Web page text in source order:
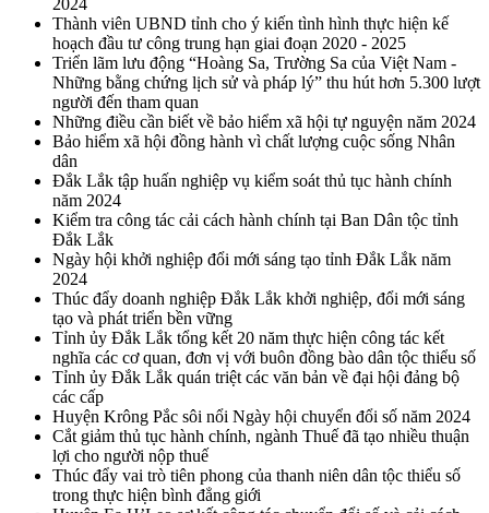
2024
Thành viên UBND tỉnh cho ý kiến tình hình thực hiện kế
hoạch đầu tư công trung hạn giai đoạn 2020 - 2025
Triển lãm lưu động “Hoàng Sa, Trường Sa của Việt Nam -
Những bằng chứng lịch sử và pháp lý” thu hút hơn 5.300 lượt
người đến tham quan
Những điều cần biết về bảo hiểm xã hội tự nguyện năm 2024
Bảo hiểm xã hội đồng hành vì chất lượng cuộc sống Nhân
dân
Đắk Lắk tập huấn nghiệp vụ kiểm soát thủ tục hành chính
năm 2024
Kiểm tra công tác cải cách hành chính tại Ban Dân tộc tỉnh
Đắk Lắk
Ngày hội khởi nghiệp đổi mới sáng tạo tỉnh Đắk Lắk năm
2024
Thúc đẩy doanh nghiệp Đắk Lắk khởi nghiệp, đổi mới sáng
tạo và phát triển bền vững
Tỉnh ủy Đắk Lắk tổng kết 20 năm thực hiện công tác kết
nghĩa các cơ quan, đơn vị với buôn đồng bào dân tộc thiểu số
Tỉnh ủy Đắk Lắk quán triệt các văn bản về đại hội đảng bộ
các cấp
Huyện Krông Pắc sôi nổi Ngày hội chuyển đổi số năm 2024
Cắt giảm thủ tục hành chính, ngành Thuế đã tạo nhiều thuận
lợi cho người nộp thuế
Thúc đẩy vai trò tiên phong của thanh niên dân tộc thiểu số
trong thực hiện bình đẳng giới